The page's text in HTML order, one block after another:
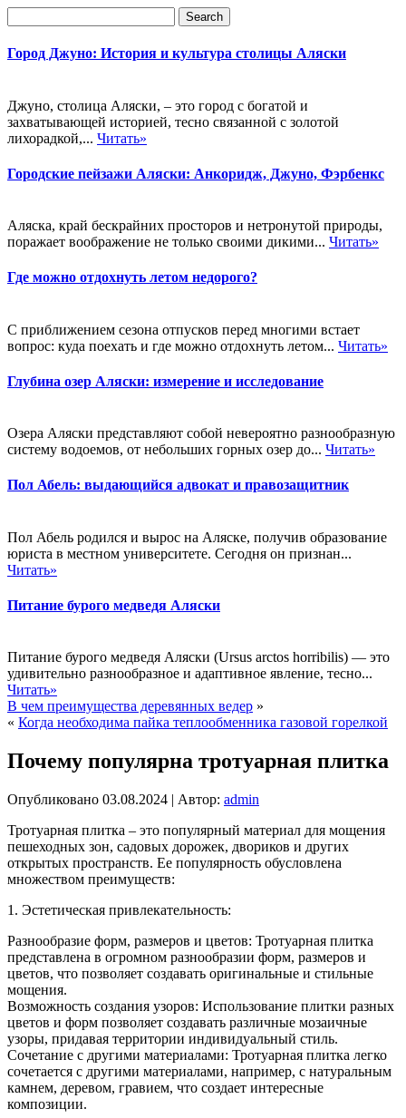
Город Джуно: История и культура столицы Аляски
Джуно, столица Аляски, – это город с богатой и
захватывающей историей, тесно связанной с золотой
лихорадкой,... Читать»
Городские пейзажи Аляски: Анкоридж, Джуно, Фэрбенкс
Аляска, край бескрайних просторов и нетронутой природы,
поражает воображение не только своими дикими... Читать»
Где можно отдохнуть летом недорого?
С приближением сезона отпусков перед многими встает
вопрос: куда поехать и где можно отдохнуть летом... Читать»
Глубина озер Аляски: измерение и исследование
Озера Аляски представляют собой невероятно разнообразную
систему водоемов, от небольших горных озер до... Читать»
Пол Абель: выдающийся адвокат и правозащитник
Пол Абель родился и вырос на Аляске, получив образование
юриста в местном университете. Сегодня он признан...
Читать»
Питание бурого медведя Аляски
Питание бурого медведя Аляски (Ursus arctos horribilis) — это
удивительно разнообразное и адаптивное явление, тесно...
Читать»
В чем преимущества деревянных ведер »
« Когда необходима пайка теплообменника газовой горелкой
Почему популярна тротуарная плитка
Опубликовано 03.08.2024 | Автор: admin
Тротуарная плитка – это популярный материал для мощения
пешеходных зон, садовых дорожек, двориков и других
открытых пространств. Ее популярность обусловлена
множеством преимуществ:
1. Эстетическая привлекательность:
Разнообразие форм, размеров и цветов: Тротуарная плитка
представлена в огромном разнообразии форм, размеров и
цветов, что позволяет создавать оригинальные и стильные
мощения.
Возможность создания узоров: Использование плитки разных
цветов и форм позволяет создавать различные мозаичные
узоры, придавая территории индивидуальный стиль.
Сочетание с другими материалами: Тротуарная плитка легко
сочетается с другими материалами, например, с натуральным
камнем, деревом, гравием, что создает интересные
композиции.